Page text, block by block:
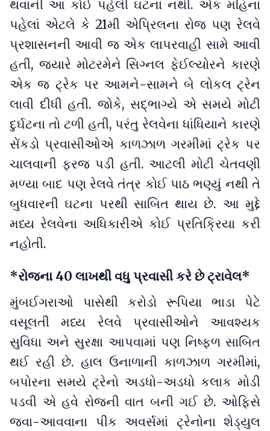
થવાની આ કોઈ પહેલી ઘટના નથી. એક મહિના
પહેલાં એટલે કે 21મી એપ્રિલના રોજ પણ રેલવે
પ્રશાસનની આવી જ એક લાપરવાહી સામે આવી
હતી, જ્યારે મોટરમેને સિગ્નલ ફેઈલ્યોરને કારણે
એક જ ટ્રેક પર આમને-સામને બે લોકલ ટ્રેન
લાવી દીધી હતી. જોકે, સદ્ભાગ્યે એ સમયે મોટી
દુર્ઘટના તો ટળી હતી, પરંતુ રેલવેના ધાંધિયાને કારણે
સેંકડો પ્રવાસીઓએ કાળઝાળ ગરમીમાં ટ્રેક પર
ચાલવાની ફરજ પડી હતી. આટલી મોટી ચેતવણી
મળ્યા બાદ પણ રેલવે તંત્ર કોઈ પાઠ ભણ્યું નથી તે
બુધવારની ઘટના પરથી સાબિત થાય છે. આ મુદ્દે
મધ્ય રેલવેના અધિકારીએ કોઈ પ્રતિક્રિયા કરી
નહોતી.
*રોજના 40 લાખથી વધુ પ્રવાસી કરે છે ટ્રાવેલ*
મુંબઈગરાઓ પાસેથી કરોડો રૂપિયા ભાડા પેટે
વસૂલતી મધ્ય રેલવે પ્રવાસીઓને આવશ્યક
સુવિધા અને સુરક્ષા આપવામાં પણ નિષ્ફળ સાબિત
થઈ રહી છે. હાલ ઉનાળાની કાળઝાળ ગરમીમાં,
બપોરના સમયે ટ્રેનો અડધો-અડધો કલાક મોડી
પડવી એ હવે રોજની વાત બની ગઈ છે. ઓફિસે
જવા-આવવાના પીક અવર્સમાં ટ્રેનોના શેડ્યુલ